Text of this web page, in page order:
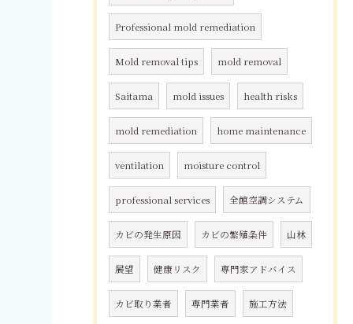
Professional mold remediation
Mold removal tips mold removal
Saitama mold issues health risks
mold remediation home maintenance
ventilation moisture control
professional services 全館空調システム
カビの発生原因 カビの繁殖条件 山林
展望 健康リスク 専門家アドバイス
カビ取り業者 専門業者 施工方法